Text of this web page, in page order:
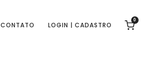
CONTATO LOGIN | CADASTRO
0